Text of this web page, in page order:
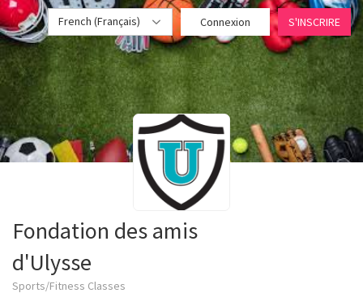
French (Français) Connexion S'INSCRIRE
Fondation des amis
d'Ulysse
Sports/Fitness Classes